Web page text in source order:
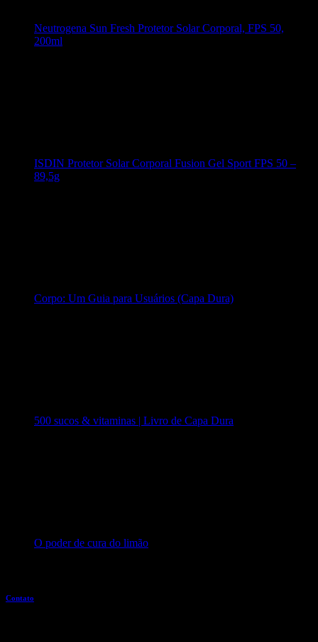
Neutrogena Sun Fresh Protetor Solar Corporal, FPS 50,
200ml
ISDIN Protetor Solar Corporal Fusion Gel Sport FPS 50 –
89,5g
Corpo: Um Guia para Usuários (Capa Dura)
500 sucos & vitaminas | Livro de Capa Dura
O poder de cura do limão
Contato